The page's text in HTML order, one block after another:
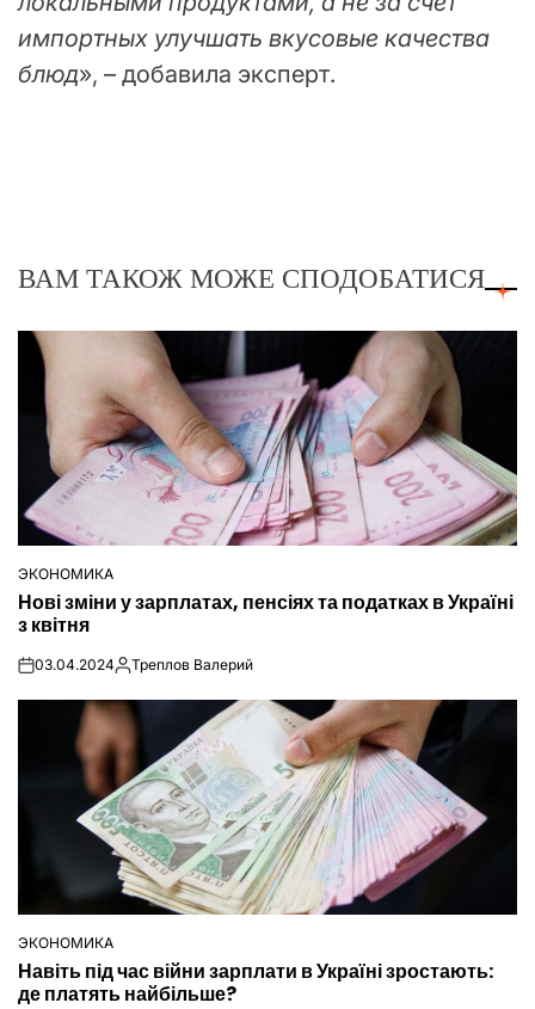
импортных улучшать вкусовые качества
блюд», – добавила эксперт.
ВАМ ТАКОЖ МОЖЕ СПОДОБАТИСЯ
ОПУБЛІКУВАТИ
У
ЭКОНОМИКА
Нові зміни у зарплатах, пенсіях та податках в Україні
з квітня
on03.04.2024Опубліковано
Треплов Валерий
ОПУБЛІКУВАТИ
У
ЭКОНОМИКА
Навіть під час війни зарплати в Україні зростають:
де платять найбільше?